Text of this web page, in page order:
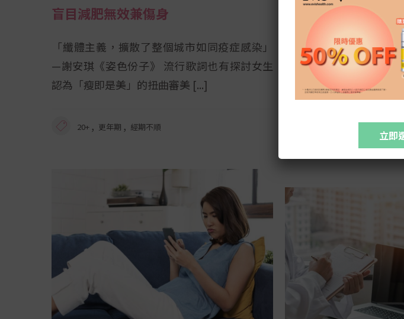
盲目減肥無效兼傷身
「纖體主義，擴散了整個城市如同疫症感染」
—謝安琪《姿色份子》 流行歌詞也有探討女生
認為「瘦即是美」的扭曲審美
20+ , 更年期 , 經期不順
盆腔超聲波檢查提
談及基本婦科檢查，大
檢查或子宮頸細胞檢查
來愈多泌尿婦科醫生鼓
立即